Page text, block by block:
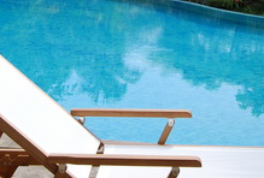
De Brunei